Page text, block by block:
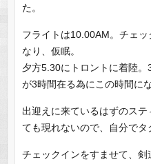
た。
フライトは10.00AM。チェ
なり、仮眠。
夕方5.30にトロントに着陸
が3時間在る為にこの時間にな
出迎えに来ているはずのス
ても現れないので、自分でタ
チェックインをすませて、